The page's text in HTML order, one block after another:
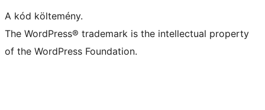
A kód költemény.
The WordPress® trademark is the intellectual property
of the WordPress Foundation.